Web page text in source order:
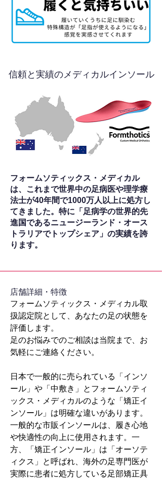
信頼と実績のメディカルインソール
フォームソティックス・メディカル
は、これまで世界中の足病医や理学療
法士が40年間で1000万人以上に処方し
てきました。特に「足病学の世界的先
進国であるニュージーランド・オース
トラリアでトップシェア」の実績を誇
ります。
​店舗詳細・特徴
フォームソティックス・メディカル取
扱認定院として、あなたの足の状態を
評価します。
足のお悩みでのご相談は当院まで、お
気軽にご連絡ください。
日本で一般的に売られている「インソ
ール」や「中敷き」とフォームソティ
ックス・メディカルのような「矯正イ
ンソール」は明確な違いがあります。
一般的な市販インソールは、履き心地
や快適性の向上に使用されます。一
方、「矯正インソール」は「オーソテ
ィクス」と呼ばれ、海外の足専門医が
実際に患者に処方している足部矯正具